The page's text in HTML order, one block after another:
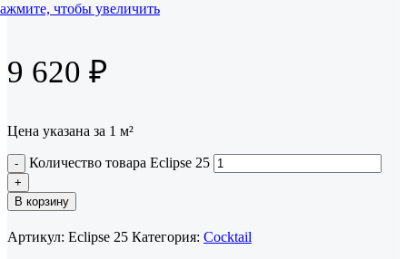
чтобы увеличить
9 620 ₽
Цена указана за 1 м²
Количество товара Eclipse 25
В корзину
Артикул: Eclipse 25 Категория: Cocktail